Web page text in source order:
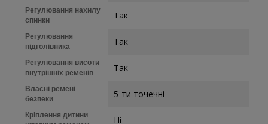
Регулювання нахилу
спинки
Так
Регулювання
підголівника
Так
Регулювання висоти
внутрішніх ременів
Так
Власні ремені
безпеки
5-ти точечні
Кріплення дитини
Ні